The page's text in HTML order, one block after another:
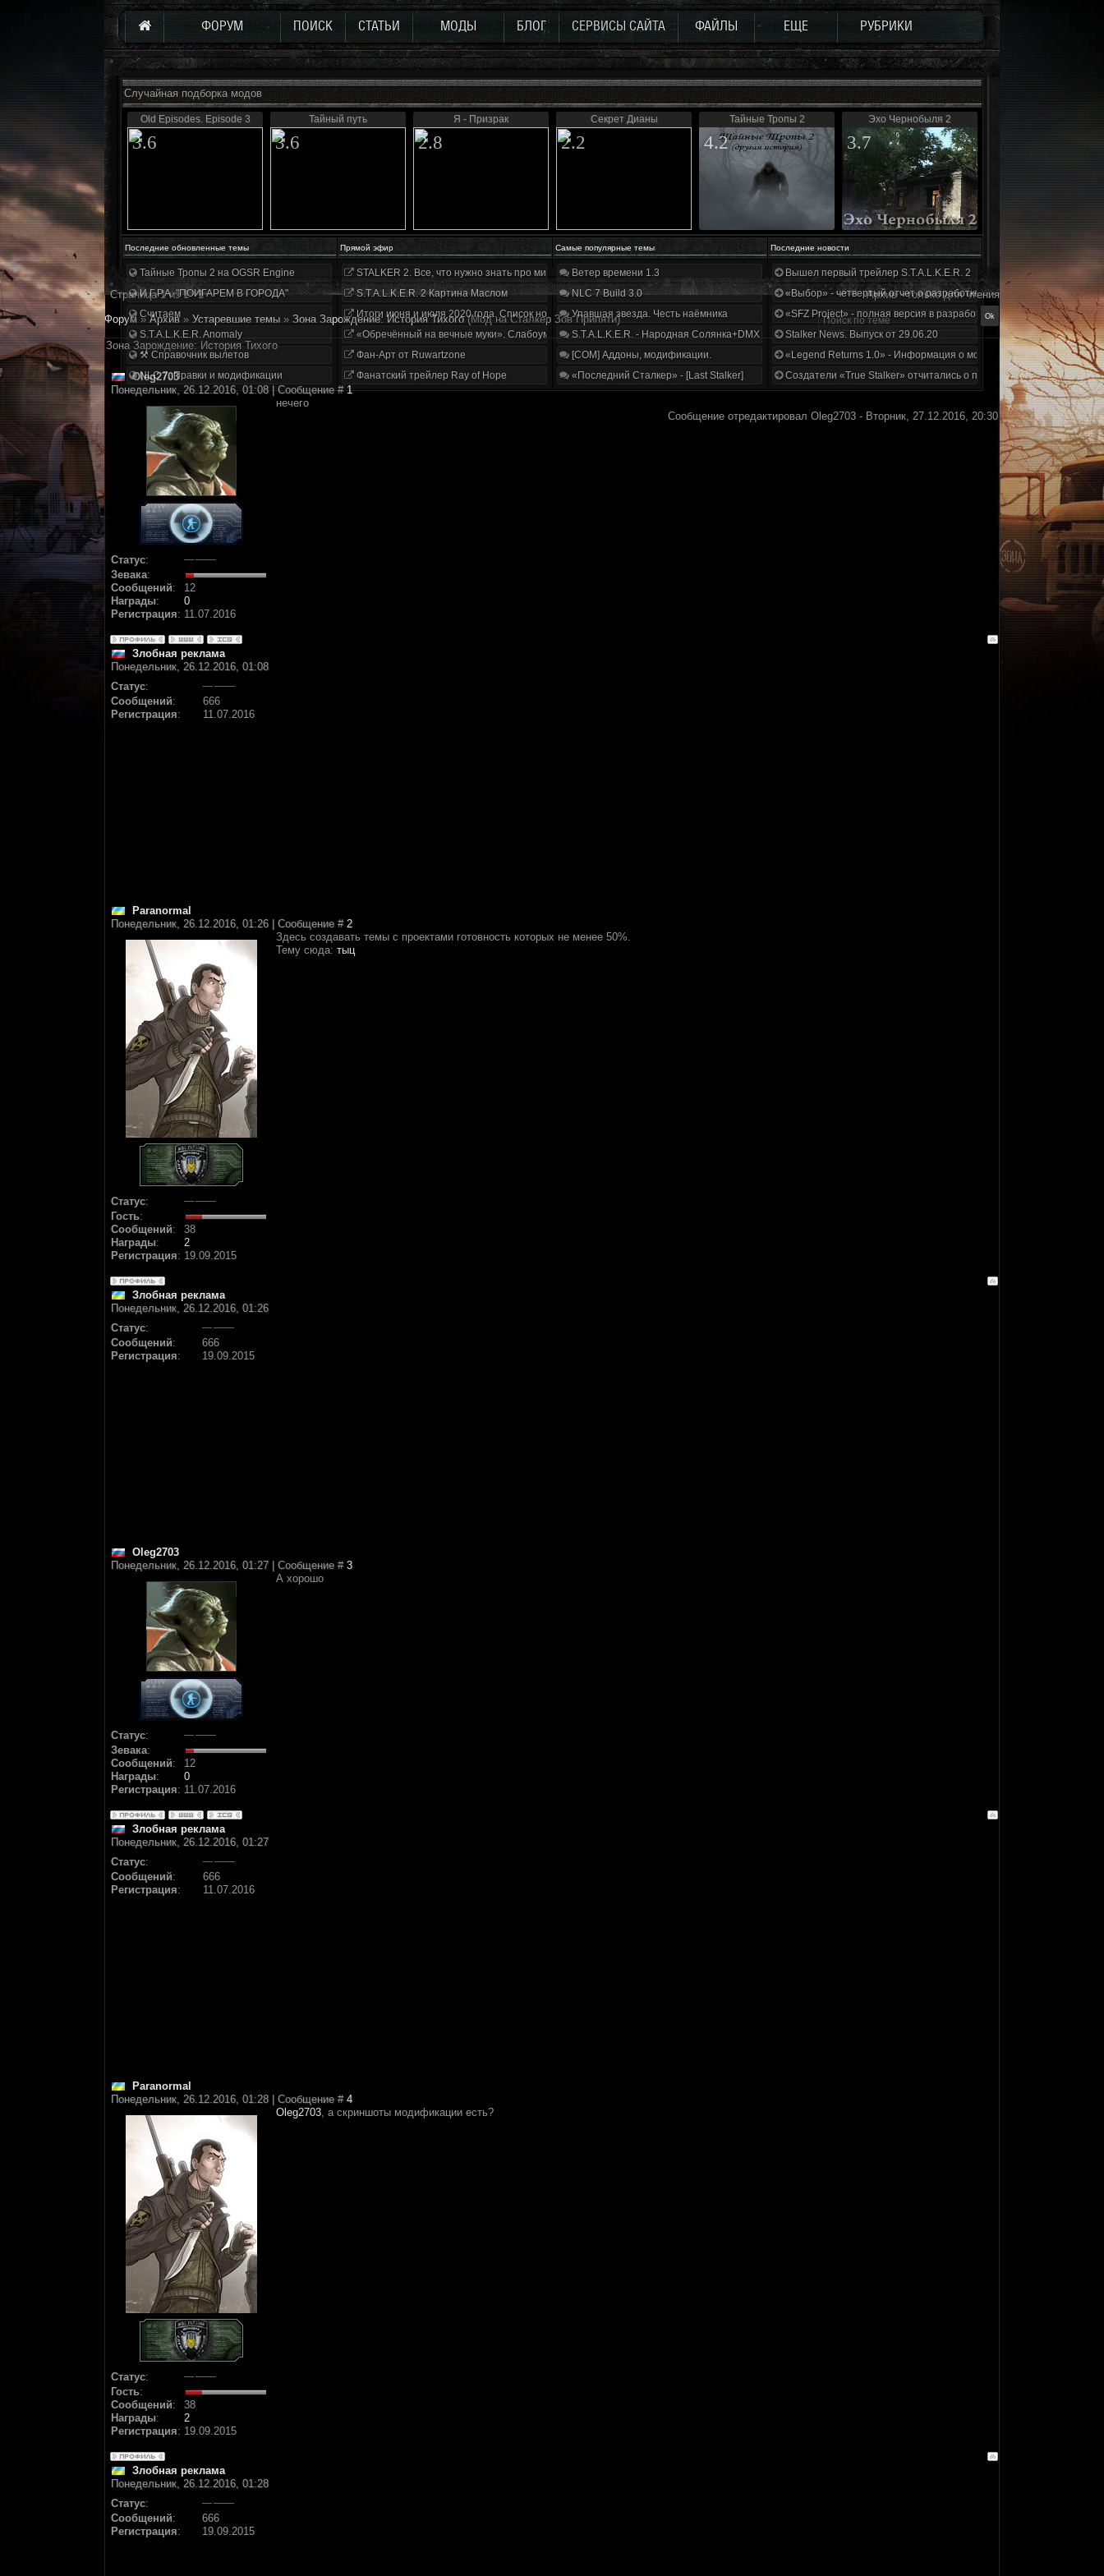
ФОРУМ ПОИСК СТАТЬИ МОДЫ БЛОГ СЕРВИСЫ САЙТА ФАЙЛЫ ЕЩЕ РУБРИКИ
Случайная подборка модов
Old Episodes. Episode 3
3.6
Тайный путь
3.6
Я - Призрак
2.8
Секрет Дианы
2.2
Тайные Тропы 2
4.2
Эхо Чернобыля 2
3.7
Последние обновленные темы Прямой эфир Самые популярные темы Последние новости
Тайные Тропы 2 на OGSR Engine
И.Г.Р.А. "ПОИГАРЕМ В ГОРОДА"
Считаем
S.T.A.L.K.E.R. Anomaly
⚒ Справочник вылетов
NLC 7. Правки и модификации
STALKER 2. Все, что нужно знать про мир, геймплей и сюжет | Разбор трейлера
S.T.A.L.K.E.R. 2 Картина Маслом
Итоги июня и июля 2020 года. Список нововведений
«Обречённый на вечные муки». Слабоумие и отвага
Фан-Арт от Ruwartzone
Фанатский трейлер Ray of Hope
Ветер времени 1.3
NLC 7 Build 3.0
Упавшая звезда. Честь наёмника
S.T.A.L.K.E.R. - Народная Солянка+DMX 1.3.5.ООП.МА.К.
[COM] Аддоны, модификации.
«Последний Сталкер» - [Last Stalker]
Вышел первый трейлер S.T.A.L.K.E.R. 2
«Выбор» - четвертый отчет о разработке!
«SFZ Project» - полная версия в разработке!
Stalker News. Выпуск от 29.06.20
«Legend Returns 1.0» - Информация о моде за июнь 2020
Создатели «True Stalker» отчитались о проделанной работе
Страница1из1 1
Архив - только для чтения
Форум » Архив » Устаревшие темы » Зона Зарождение: История Тихого (Мод на Сталкер Зов Припяти)
Зона Зарождение: История Тихого
Oleg2703
Понедельник, 26.12.2016, 01:08 | Сообщение #1
Статус:
Зевака:
Сообщений:
12
Награды:
0
Регистрация: 11.07.2016
нечего
Сообщение отредактировал Oleg2703 - Вторник, 27.12.2016, 20:30
Злобная реклама
Понедельник, 26.12.2016, 01:08
Статус:
Сообщений:
666
Регистрация: 11.07.2016
Paranormal
Понедельник, 26.12.2016, 01:26 | Сообщение # 2
Статус:
Гость:
Сообщений:
38
Награды:
2
Регистрация: 19.09.2015
Здесь создавать темы с проектами готовность которых не менее 50%.
Тему сюда: тыц
Злобная реклама
Понедельник, 26.12.2016, 01:26
Статус:
Сообщений:
666
Регистрация: 19.09.2015
Oleg2703
Понедельник, 26.12.2016, 01:27 | Сообщение # 3
Статус:
Зевака:
Сообщений:
12
Награды:
0
Регистрация: 11.07.2016
А хорошо
Злобная реклама
Понедельник, 26.12.2016, 01:27
Статус:
Сообщений:
666
Регистрация: 11.07.2016
Paranormal
Понедельник, 26.12.2016, 01:28 | Сообщение # 4
Статус:
Гость:
Сообщений:
38
Награды:
2
Регистрация: 19.09.2015
Oleg2703, а скриншоты модификации есть?
Злобная реклама
Понедельник, 26.12.2016, 01:28
Статус:
Сообщений:
666
Регистрация: 19.09.2015